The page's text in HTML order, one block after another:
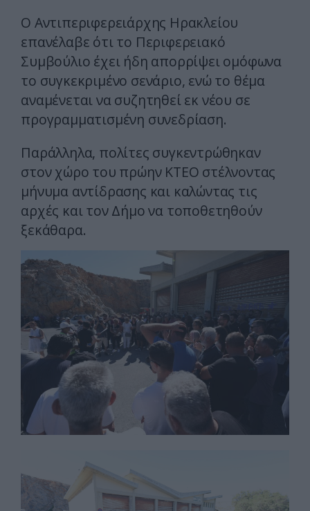
Ο Αντιπεριφερειάρχης Ηρακλείου
επανέλαβε ότι το Περιφερειακό
Συμβούλιο έχει ήδη απορρίψει ομόφωνα
το συγκεκριμένο σενάριο, ενώ το θέμα
αναμένεται να συζητηθεί εκ νέου σε
προγραμματισμένη συνεδρίαση.
Παράλληλα, πολίτες συγκεντρώθηκαν
στον χώρο του πρώην ΚΤΕΟ στέλνοντας
μήνυμα αντίδρασης και καλώντας τις
αρχές και τον Δήμο να τοποθετηθούν
ξεκάθαρα.